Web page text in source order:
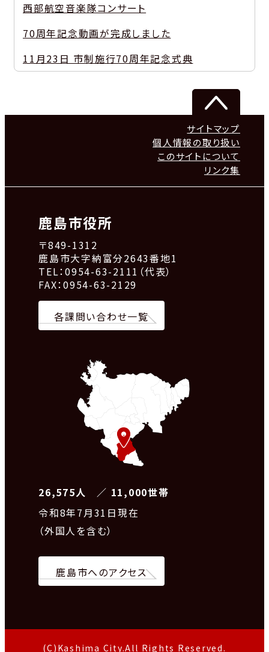
西部航空音楽隊コンサート
70周年記念動画が完成しました
11月23日 市制施行70周年記念式典
サイトマップ
個人情報の取り扱い
このサイトについて
リンク集
鹿島市役所
〒849-1312
鹿島市大字納富分2643番地1
TEL：0954-63-2111（代表）
FAX：0954-63-2129
各課問い合わせ一覧
26,575人 ／ 11,000世帯
令和8年7月31日現在
（外国人を含む）
鹿島市へのアクセス
(C)Kashima City.All Rights Reserved.